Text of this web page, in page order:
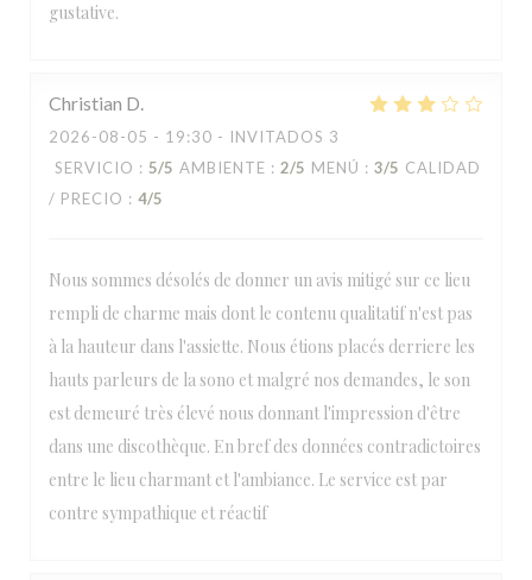
gustative.
Christian D
2026-08-05 - 19:30 - INVITADOS 3
SERVICIO : 5/5 AMBIENTE : 2/5 MENÚ : 3/5 CALIDAD
/ PRECIO : 4/5
Nous sommes désolés de donner un avis mitigé sur ce lieu
rempli de charme mais dont le contenu qualitatif n'est pas
à la hauteur dans l'assiette. Nous étions placés derriere les
hauts parleurs de la sono et malgré nos demandes, le son
est demeuré très élevé nous donnant l'impression d'être
dans une discothèque. En bref des données contradictoires
entre le lieu charmant et l'ambiance. Le service est par
contre sympathique et réactif